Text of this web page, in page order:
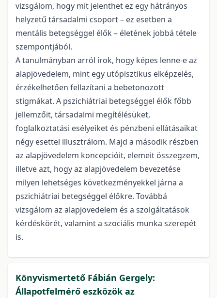
vizsgálom, hogy mit jelenthet ez egy hátrányos
helyzetű társadalmi csoport – ez esetben a
mentális betegséggel élők – életének jobbá tétele
szempontjából.
A tanulmányban arról írok, hogy képes lenne-e az
alapjövedelem, mint egy utópisztikus elképzelés,
érzékelhetően fellazítani a bebetonozott
stigmákat. A pszichiátriai betegséggel élők főbb
jellemzőit, társadalmi megítélésüket,
foglalkoztatási esélyeiket és pénzbeni ellátásaikat
négy esettel illusztrálom. Majd a második részben
az alapjövedelem koncepcióit, elemeit összegzem,
illetve azt, hogy az alapjövedelem bevezetése
milyen lehetséges következményekkel járna a
pszichiátriai betegséggel élőkre. Továbbá
vizsgálom az alapjövedelem és a szolgáltatások
kérdéskörét, valamint a szociális munka szerepét
is.
Könyvismertető Fábián Gergely:
Állapotfelmérő eszközök az